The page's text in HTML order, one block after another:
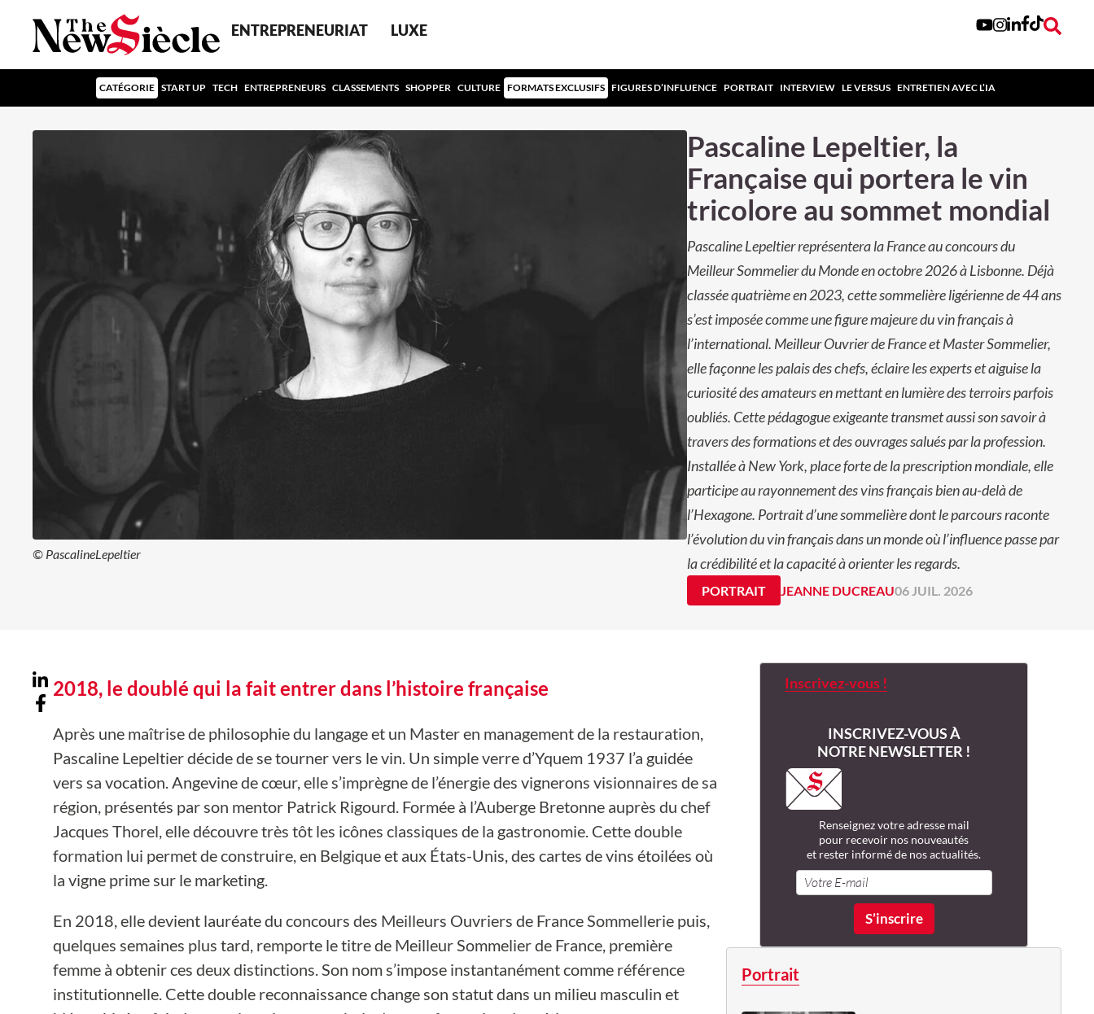
ENTREPRENEURIAT LUXE
CATÉGORIE START UP TECH ENTREPRENEURS CLASSEMENTS SHOPPER CULTURE FORMATS EXCLUSIFS FIGURES D’INFLUENCE PORTRAIT INTERVIEW LE VERSUS ENTRETIEN AVEC L’IA
© PascalineLepeltier
Pascaline Lepeltier, la
Française qui portera le vin
tricolore au sommet mondial
Pascaline Lepeltier représentera la France au concours du
Meilleur Sommelier du Monde en octobre 2026 à Lisbonne. Déjà
classée quatrième en 2023, cette sommelière ligérienne de 44 ans
s’est imposée comme une figure majeure du vin français à
l’international. Meilleur Ouvrier de France et Master Sommelier,
elle façonne les palais des chefs, éclaire les experts et aiguise la
curiosité des amateurs en mettant en lumière des terroirs parfois
oubliés. Cette pédagogue exigeante transmet aussi son savoir à
travers des formations et des ouvrages salués par la profession.
Installée à New York, place forte de la prescription mondiale, elle
participe au rayonnement des vins français bien au-delà de
l’Hexagone. Portrait d’une sommelière dont le parcours raconte
l’évolution du vin français dans un monde où l’influence passe par
la crédibilité et la capacité à orienter les regards.
PORTRAIT JEANNE DUCREAU06 JUIL. 2026
2018, le doublé qui la fait entrer dans l’histoire française
Après une maîtrise de philosophie du langage et un Master en management de la restauration,
Pascaline Lepeltier décide de se tourner vers le vin. Un simple verre d’Yquem 1937 l’a guidée
vers sa vocation. Angevine de cœur, elle s’imprègne de l’énergie des vignerons visionnaires de sa
région, présentés par son mentor Patrick Rigourd. Formée à l’Auberge Bretonne auprès du chef
Jacques Thorel, elle découvre très tôt les icônes classiques de la gastronomie. Cette double
formation lui permet de construire, en Belgique et aux États-Unis, des cartes de vins étoilées où
la vigne prime sur le marketing.
En 2018, elle devient lauréate du concours des Meilleurs Ouvriers de France Sommellerie puis,
quelques semaines plus tard, remporte le titre de Meilleur Sommelier de France, première
femme à obtenir ces deux distinctions. Son nom s’impose instantanément comme référence
institutionnelle. Cette double reconnaissance change son statut dans un milieu masculin et
Inscrivez-vous !
INSCRIVEZ-VOUS À
NOTRE NEWSLETTER !
Renseignez votre adresse mail
pour recevoir nos nouveautés
et rester informé de nos actualités.
Portrait